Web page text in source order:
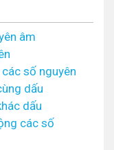
âm
số nguyên
dấu
dấu
các số